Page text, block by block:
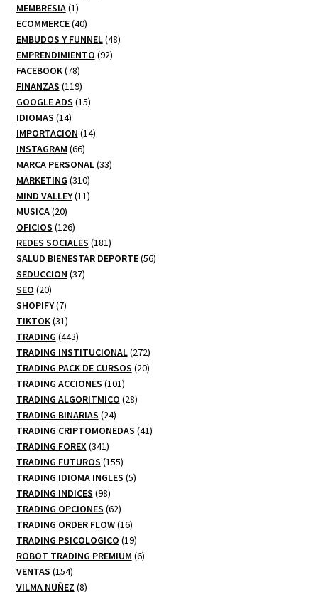
MEMBRESIA 11
producto
ECOMMERCE 4040
productos
EMBUDOS Y FUNNEL 4848
EMPRENDIMIENTO 9292
FACEBOOK 7878
productos
FINANZAS 119119
productos
GOOGLE ADS 1515
IDIOMAS 1414
productos
IMPORTACION 1414
INSTAGRAM 6666
productos
MARCA PERSONAL 3333
MARKETING 310310
productos
MIND VALLEY 1111
MUSICA 2020
productos
OFICIOS 126126
productos
REDES SOCIALES 181181
productos
SALUD BIENESTAR DEPORTE 5656
SEDUCCION 3737
SEO 2020
productos
SHOPIFY 77
productos
TIKTOK 3131
productos
TRADING 443443
productos
TRADING INSTITUCIONAL 272272
productos
TRADING PACK DE CURSOS 2020
TRADING ACCIONES 101101
productos
TRADING ALGORITMICO 2828
TRADING BINARIAS 2424
productos
TRADING CRIPTOMONEDAS 4141
TRADING FOREX 341341
productos
TRADING FUTUROS 155155
productos
TRADING IDIOMA INGLES 55
TRADING INDICES 9898
productos
TRADING OPCIONES 6262
productos
TRADING ORDER FLOW 1616
productos
TRADING PSICOLOGICO 1919
productos
ROBOT TRADING PREMIUM 66
VENTAS 154154
productos
VILMA NUÑEZ 88